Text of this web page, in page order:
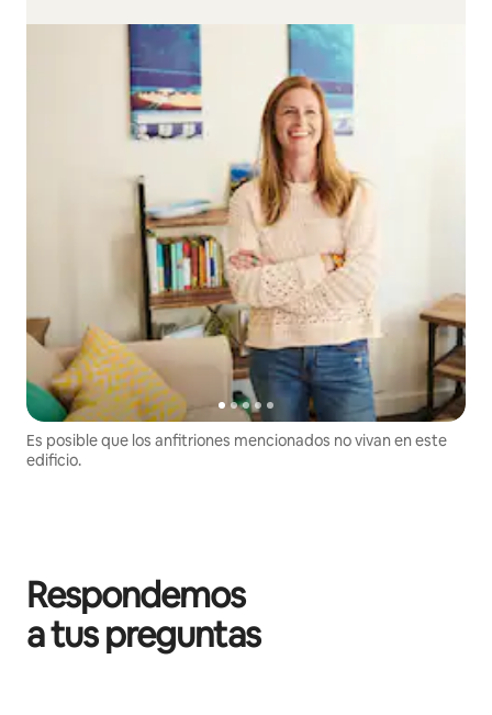
Es posible que los anfitriones mencionados no vivan en este
edificio.
Respondemos
a tus preguntas